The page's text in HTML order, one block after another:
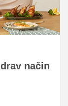
način